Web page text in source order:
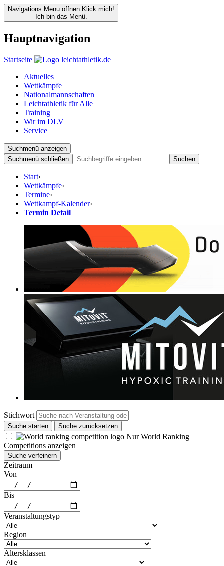
Navigations Menu öffnen Klick mich!
Ich bin das Menü.
Hauptnavigation
Startseite
Aktuelles
Wettkämpfe
Nationalmannschaften
Leichtathletik für Alle
Training
Wir im DLV
Service
Suchmenü anzeigen
Suchmenü schließen
Suchen
Start›
Wettkämpfe›
Termine›
Wettkampf-Kalender›
Termin Detail
Stichwort
Suche starten Suche zurücksetzen
Nur World Ranking
Competitions anzeigen
Suche verfeinern
Zeitraum
Von
Bis
Veranstaltungstyp
Region
Altersklassen